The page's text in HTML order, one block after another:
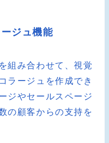
ジュ機能
組み合わせて、視覚
ラージュを作成でき
ジやセールスページ
の顧客からの支持を